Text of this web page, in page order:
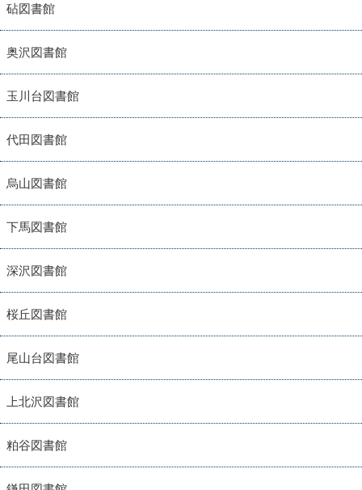
砧図書館
奥沢図書館
玉川台図書館
代田図書館
烏山図書館
下馬図書館
深沢図書館
桜丘図書館
尾山台図書館
上北沢図書館
粕谷図書館